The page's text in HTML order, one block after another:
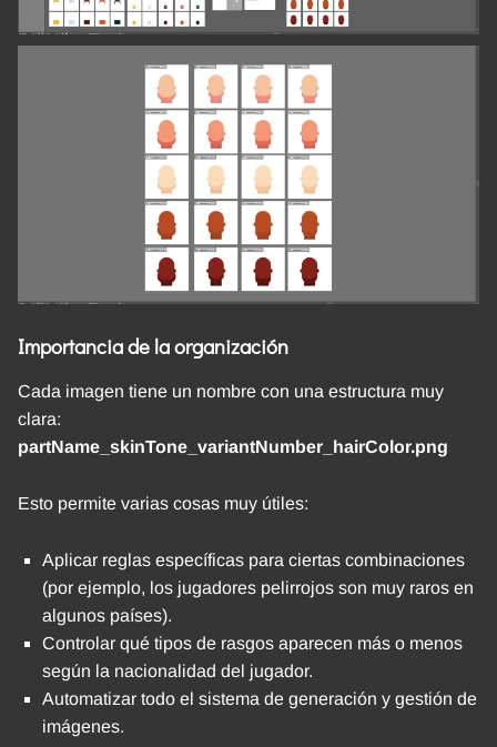
Importancia de la organización
Cada imagen tiene un nombre con una estructura muy
clara:
partName_skinTone_variantNumber_hairColor.png
Esto permite varias cosas muy útiles:
Aplicar reglas específicas para ciertas combinaciones
(por ejemplo, los jugadores pelirrojos son muy raros en
algunos países).
Controlar qué tipos de rasgos aparecen más o menos
según la nacionalidad del jugador.
Automatizar todo el sistema de generación y gestión de
imágenes.